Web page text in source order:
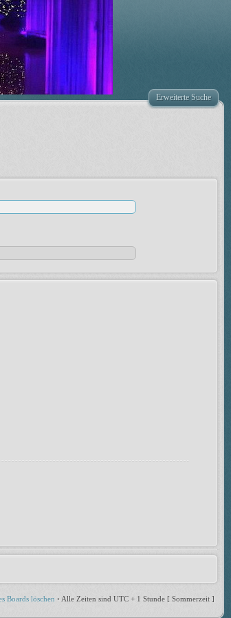
Erweiterte Suche
Boards löschen • Alle Zeiten sind UTC + 1 Stunde [ Sommerzeit ]